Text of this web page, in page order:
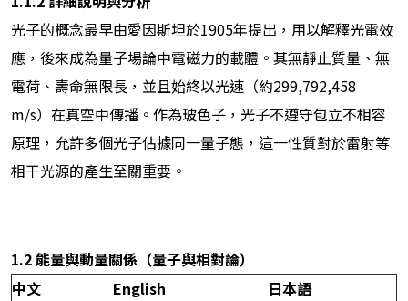
光子的概念最早由愛因斯坦於1905年提出，用以解釋光電效
應，後來成為量子場論中電磁力的載體。其無靜止質量、無
電荷、壽命無限長，並且始終以光速（約299,792,458
m/s）在真空中傳播。作為玻色子，光子不遵守包立不相容
原理，允許多個光子佔據同一量子態，這一性質對於雷射等
相干光源的產生至關重要。
1.2能量與動量關係（量子與相對論）
中文
English
日本語